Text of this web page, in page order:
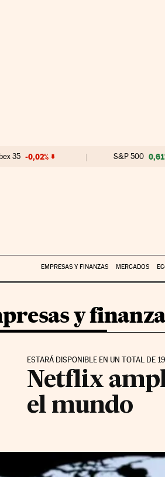
Ibex 35 -0,02% S&P 500
EMPRESAS Y FINANZAS MERCADOS
y
ESTARÁ DISPONIBLE EN UN TOTAL DE
Netflix
el mundo